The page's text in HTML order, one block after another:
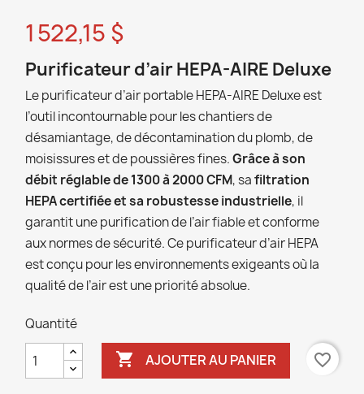
1 522,15 $
Purificateur d’air HEPA-AIRE Deluxe
Le purificateur d’air portable HEPA-AIRE Deluxe est
l’outil incontournable pour les chantiers de
désamiantage, de décontamination du plomb, de
moisissures et de poussières fines.Grâce à son
débit réglable de 1300 à 2000 CFM, safiltration
HEPA certifiée et sa robustesse industrielle, il
garantit une purification de l’air fiable et conforme
aux normes de sécurité. Ce purificateur d’air HEPA
est conçu pour les environnements exigeants où la
qualité de l’air est une priorité absolue.
Quantité
 AJOUTER AU PANIER favorite_border